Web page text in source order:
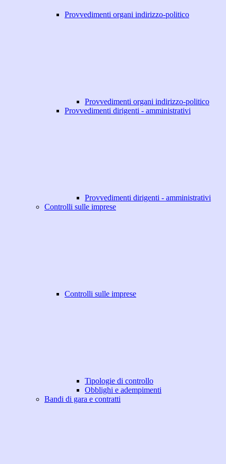
Provvedimenti organi indirizzo-politico
Provvedimenti organi indirizzo-politico
Provvedimenti dirigenti - amministrativi
Provvedimenti dirigenti - amministrativi
Controlli sulle imprese
Controlli sulle imprese
Tipologie di controllo
Obblighi e adempimenti
Bandi di gara e contratti